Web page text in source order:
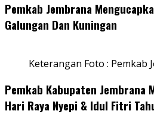
Pemkab Jembrana
Galungan Dan Kuningan
Keterangan Foto : Pemkab
Pemkab Kabupaten Jembrana
Hari Raya Nyepi & Idul Fitri